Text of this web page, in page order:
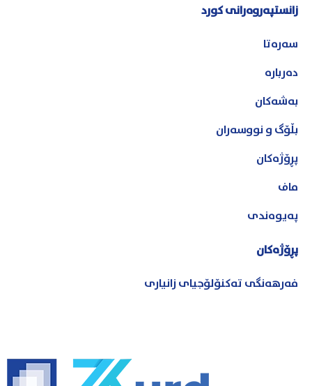
زانستپەروەرانی کورد
سەرەتا
دەربارە
بەشەکان
بڵۆگ و نووسەران
پڕۆژەکان
ماف
پەیوەندی
پڕۆژەکان
فەرهەنگی تەکنۆلۆجیای زانیاری